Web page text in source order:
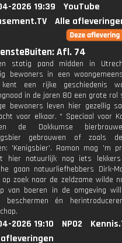
2026 19:39
YouTube
Alle
Afl. 74
statig pand midden in
bewoners in een
een rijke geschiedenis
in de jaren 80 een grote rol
bewoners leven hier gezellig
voor elkaar. * Speciaal voor
de Dokkumse
gebrouwen of zoals
'Kenigsbier'. Ramon mag 'm
hier natuurlijk nog iets
gaan natuurliefhebbers Dirk-
op zoek naar de zeldzame wilde
van boeren in de omgeving
beschermen én
2026 19:10 NPO2